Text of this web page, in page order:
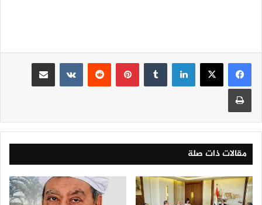
لينكدإن بينتيريست
مقالات ذات صلة